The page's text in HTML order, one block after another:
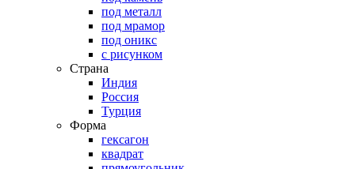
под металл
под мрамор
под оникс
с рисунком
Страна
Индия
Россия
Турция
Форма
гексагон
квадрат